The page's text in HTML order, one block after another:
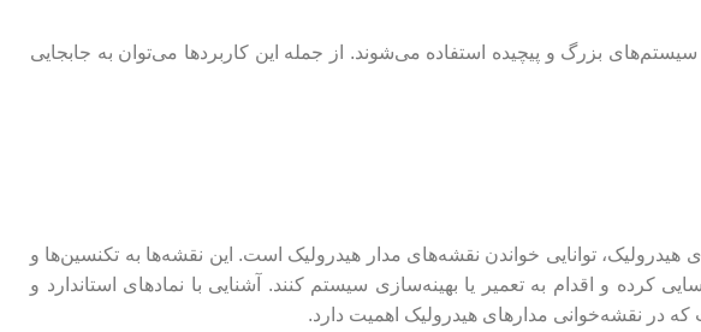
بزرگ و پیچیده استفاده می‌شوند. از جمله این کاربردها می‌توان به جابجایی
توانایی خواندن نقشه‌های مدار هیدرولیک است. این نقشه‌ها به تکنسین‌ها و
و اقدام به تعمیر یا بهینه‌سازی سیستم کنند. آشنایی با نمادهای استاندارد و
در نقشه‌خوانی مدارهای هیدرولیک اهمیت دارد.